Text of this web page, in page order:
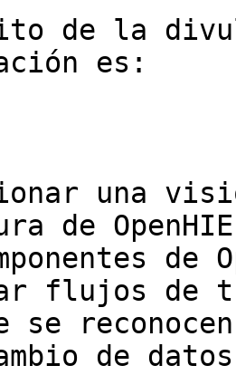
de la
es:
una
de
de
flujos de
se
de